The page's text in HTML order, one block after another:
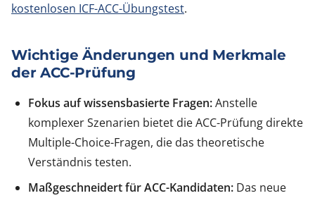
kostenlosen ICF-ACC-Übungstest.
Wichtige Änderungen und Merkmale
der ACC-Prüfung
Fokus auf wissensbasierte Fragen:Anstelle
komplexer Szenarien bietet die ACC-Prüfung direkte
Multiple-Choice-Fragen, die das theoretische
Verständnis testen.
Maßgeschneidert für ACC-Kandidaten: Das neue